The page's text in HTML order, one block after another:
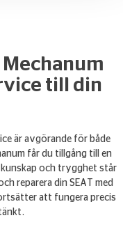
till din
är avgörande för både
får du tillgång till en
och trygghet står
reparera din SEAT med
att fungera precis